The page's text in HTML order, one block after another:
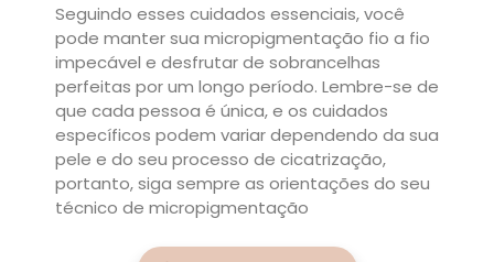
Seguindo esses cuidados essenciais, você
pode manter sua micropigmentação fio a fio
impecável e desfrutar de sobrancelhas
perfeitas por um longo período. Lembre-se de
que cada pessoa é única, e os cuidados
específicos podem variar dependendo da sua
pele e do seu processo de cicatrização,
portanto, siga sempre as orientações do seu
técnico de micropigmentação